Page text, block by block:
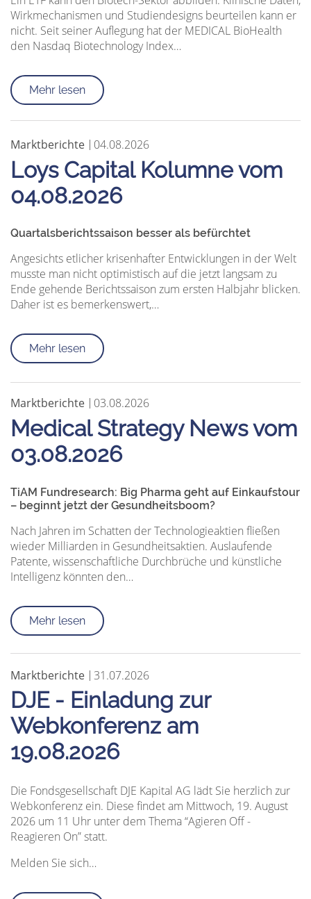
Wirkmechanismen und Studiendesigns beurteilen kann er
nicht. Seit seiner Auflegung hat der MEDICAL BioHealth
den Nasdaq Biotechnology Index…
Mehr lesen
Marktberichte 04.08.2026
Loys Capital Kolumne vom
04.08.2026
Quartalsberichtssaison besser als befürchtet
Angesichts etlicher krisenhafter Entwicklungen in der Welt
musste man nicht optimistisch auf die jetzt langsam zu
Ende gehende Berichtssaison zum ersten Halbjahr blicken.
Daher ist es bemerkenswert,…
Mehr lesen
Marktberichte 03.08.2026
Medical Strategy News vom
03.08.2026
TiAM Fundresearch: Big Pharma geht auf Einkaufstour
– beginnt jetzt der Gesundheitsboom?
Nach Jahren im Schatten der Technologieaktien fließen
wieder Milliarden in Gesundheitsaktien. Auslaufende
Patente, wissenschaftliche Durchbrüche und künstliche
Intelligenz könnten den…
Mehr lesen
Marktberichte 31.07.2026
DJE - Einladung zur
Webkonferenz am
19.08.2026
Die Fondsgesellschaft DJE Kapital AG lädt Sie herzlich zur
Webkonferenz ein. Diese findet am Mittwoch, 19. August
2026 um 11 Uhr unter dem Thema “Agieren Off -
Reagieren On” statt.
Melden Sie sich…